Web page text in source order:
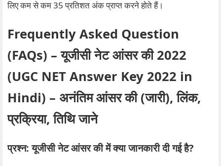
लिए कम से कम 35 प्रतिशत अंक प्राप्त करने होते हैं।
Frequently Asked Question
(FAQs) – यूजीसी नेट आंसर की 2022
(UGC NET Answer Key 2022 in
Hindi) – अनंतिम आंसर की (जारी), लिंक,
प्रक्रिया, तिथि जाने
प्रश्न:यूजीसी नेट आंसर की में क्या जानकारी दी गई है?